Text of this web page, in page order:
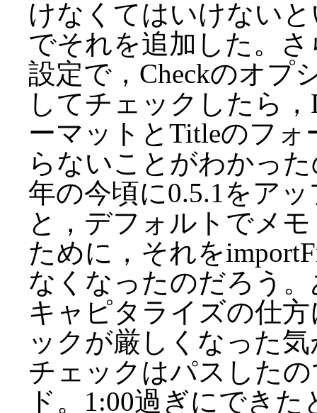
けなくてはいけないと
でそれを追加した。
設定で，Checkのオプ
してチェックしたら，
ーマットとTitleのフ
らないことがわかっ
年の今頃に0.5.1をア
と，デフォルトでメ
ために，それを
なくなったのだろう
キャピタライズの仕
ックが厳しくなった
チェックはパスした
ド。1:00過ぎにでき